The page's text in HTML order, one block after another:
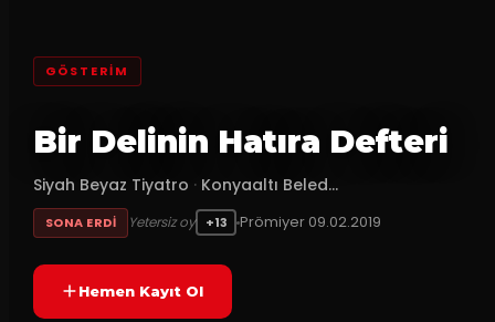
GÖSTERİM
Bir Delinin Hatıra Defteri
Siyah Beyaz Tiyatro · Konyaaltı Beled...
SONA ERDI Yetersiz oy +13 Prömiyer 09.02.2019
Hemen Kayıt Ol